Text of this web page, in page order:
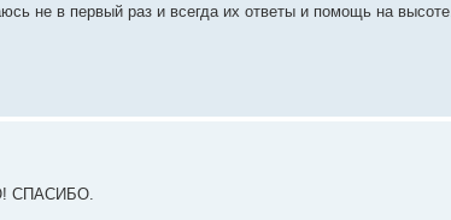
не в первый раз и всегда их ответы и помощь на высоте.
СПАСИБО.